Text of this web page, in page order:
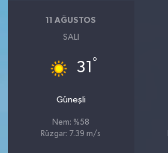
11 AĞUSTOS
SALI
31 °
Güneşli
Nem: %58
Rüzgar: 7.39 m/s